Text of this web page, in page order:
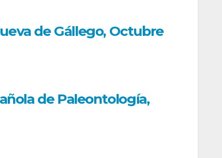
de Gállego, Octubre
de Paleontología,